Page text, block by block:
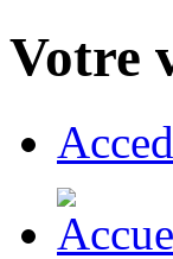
Votre